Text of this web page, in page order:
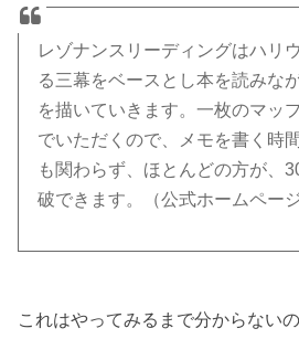
レゾナンスリーディングはハリ
る三幕をベースとし本を読みな
を描いていきます。一枚のマッ
でいただくので、メモを書く時
も関わらず、ほとんどの方が、
破できます。（公式ホームページ
これはやってみるまで分からない